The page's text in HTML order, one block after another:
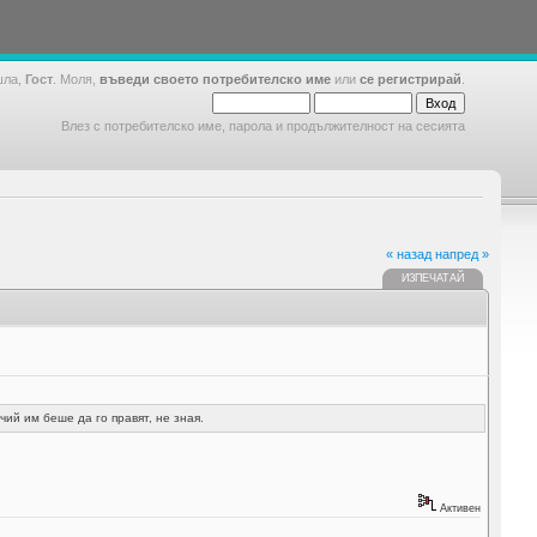
Гост . Моля, въведи своето потребителско име или се регистрирай
Влез с потребителско име, парола и продължителност на сесията
« назад напред »
ИЗПЕЧАТАЙ
им беше да го правят, не зная.
Активен